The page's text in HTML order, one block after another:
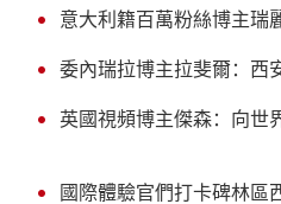
意大利籍百萬粉絲博主瑞
委內瑞拉博主拉斐爾：西
英國視頻博主傑森：向世
國際體驗官們打卡碑林區